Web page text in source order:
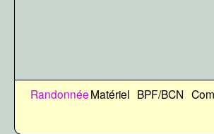
RandonnéeMatériel BPF/BCN